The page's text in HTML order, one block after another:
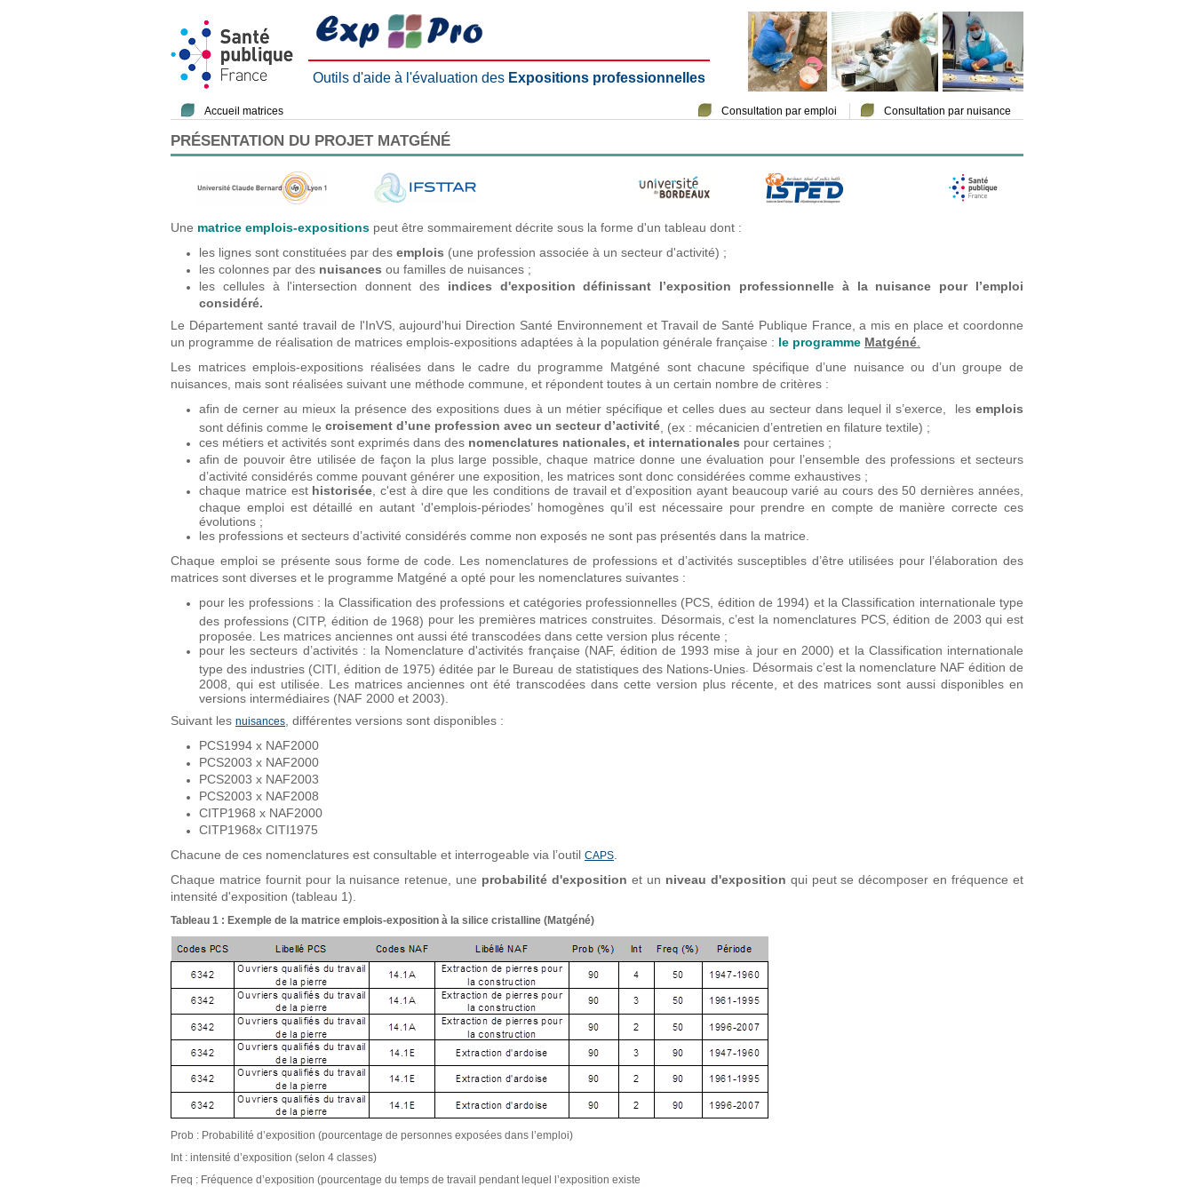
Outils d'aide à l'évaluation des Expositions professionnelles
Accueil matrices Consultation par emploi Consultation par nuisance
PRÉSENTATION DU PROJET MATGÉNÉ
Une matrice emplois-expositions peut être sommairement décrite sous la forme d'un tableau dont :
les lignes sont constituées par des emplois (une profession associée à un secteur d'activité) ;
les colonnes par des nuisances ou familles de nuisances ;
les cellules à l'intersection donnent des indices d'exposition définissant l’exposition professionnelle à la nuisance pour l’emploi
considéré.
Le Département santé travail de l'InVS, aujourd'hui Direction Santé Environnement et Travail de Santé Publique France, a mis en place et coordonne
un programme de réalisation de matrices emplois-expositions adaptées à la population générale française : le programme Matgéné
Les matrices emplois-expositions réalisées dans le cadre du programme Matgéné sont chacune spécifique d’une nuisance ou d’un groupe de
nuisances, mais sont réalisées suivant une méthode commune, et répondent toutes à un certain nombre de critères :
afin de cerner au mieux la présence des expositions dues à un métier spécifique et celles dues au secteur dans lequel il s’exerce, les emplois
sont définis comme le croisement d’une profession avec un secteur d’activité , (ex : mécanicien d’entretien en filature textile) ;
ces métiers et activités sont exprimés dans des nomenclatures nationales, et internationales pour certaines ;
afin de pouvoir être utilisée de façon la plus large possible, chaque matrice donne une évaluation pour l’ensemble des professions et secteurs
d’activité considérés comme pouvant générer une exposition, les matrices sont donc considérées comme exhaustives ;
chaque matrice est historisée , c'est à dire que les conditions de travail et d’exposition ayant beaucoup varié au cours des 50 dernières années,
chaque emploi est détaillé en autant 'd'emplois-périodes’ homogènes qu’il est nécessaire pour prendre en compte de manière correcte ces
évolutions ;
les professions et secteurs d’activité considérés comme non exposés ne sont pas présentés dans la matrice.
Chaque emploi se présente sous forme de code. Les nomenclatures de professions et d’activités susceptibles d’être utilisées pour l’élaboration des
matrices sont diverses et le programme Matgéné a opté pour les nomenclatures suivantes :
pour les professions : la Classification des professions et catégories professionnelles (PCS, édition de 1994) et la Classification internationale type
des professions (CITP, édition de 1968) pour les premières matrices construites. Désormais, c’est la nomenclatures PCS, édition de 2003 qui est
proposée. Les matrices anciennes ont aussi été transcodées dans cette version plus récente ;
pour les secteurs d’activités : la Nomenclature d'activités française (NAF, édition de 1993 mise à jour en 2000) et la Classification internationale
type des industries (CITI, édition de 1975) éditée par le Bureau de statistiques des Nations-Unies. Désormais c’est la nomenclature NAF édition de
2008, qui est utilisée. Les matrices anciennes ont été transcodées dans cette version plus récente, et des matrices sont aussi disponibles en
versions intermédiaires (NAF 2000 et 2003).
Suivant les nuisances , différentes versions sont disponibles :
PCS1994 x NAF2000
PCS2003 x NAF2000
PCS2003 x NAF2003
PCS2003 x NAF2008
CITP1968 x NAF2000
CITP1968x CITI1975
Chacune de ces nomenclatures est consultable et interrogeable via l’outil CAPS
Chaque matrice fournit pour la nuisance retenue, une probabilité d'exposition et un niveau d'exposition qui peut se décomposer en fréquence et
intensité d'exposition (tableau 1).
Tableau 1 : Exemple de la matrice emplois-exposition à la silice cristalline (Matgéné)
Prob : Probabilité d’exposition (pourcentage de personnes exposées dans l’emploi)
Int : intensité d’exposition (selon 4 classes)
Freq : Fréquence d’exposition (pourcentage du temps de travail pendant lequel l’exposition existe